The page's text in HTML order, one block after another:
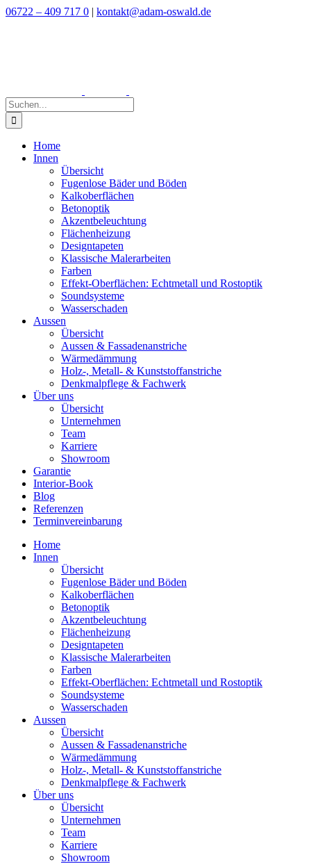
Zum
06722 – 409 717 0 | kontakt@adam-oswald.de
Suche
nach:
Home
Innen
Übersicht
Fugenlose Bäder und Böden
Kalkoberflächen
Betonoptik
Akzentbeleuchtung
Flächenheizung
Designtapeten
Klassische Malerarbeiten
Farben
Effekt-Oberflächen: Echtmetall und Rostoptik
Soundsysteme
Wasserschaden
Aussen
Übersicht
Aussen & Fassadenanstriche
Wärmedämmung
Holz-, Metall- & Kunststoffanstriche
Denkmalpflege & Fachwerk
Über uns
Übersicht
Unternehmen
Team
Karriere
Showroom
Garantie
Interior-Book
Blog
Referenzen
Terminvereinbarung
Home
Innen
Übersicht
Fugenlose Bäder und Böden
Kalkoberflächen
Betonoptik
Akzentbeleuchtung
Flächenheizung
Designtapeten
Klassische Malerarbeiten
Farben
Effekt-Oberflächen: Echtmetall und Rostoptik
Soundsysteme
Wasserschaden
Aussen
Übersicht
Aussen & Fassadenanstriche
Wärmedämmung
Holz-, Metall- & Kunststoffanstriche
Denkmalpflege & Fachwerk
Über uns
Übersicht
Unternehmen
Team
Karriere
Showroom